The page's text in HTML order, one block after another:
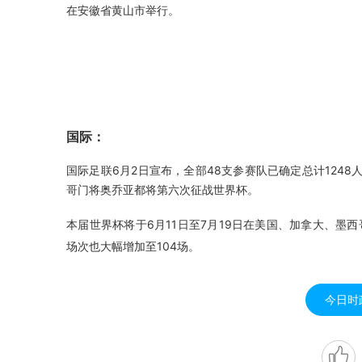
在安徽省黄山市举行。
国际：
国际足联6月2日宣布，全部48支参赛队已确定总计1248
哥门将奥乔亚都将第六次征战世界杯。
本届世界杯将于6月11日至7月19日在美国、加拿大、墨
场次也大幅增加至104场。
今日时